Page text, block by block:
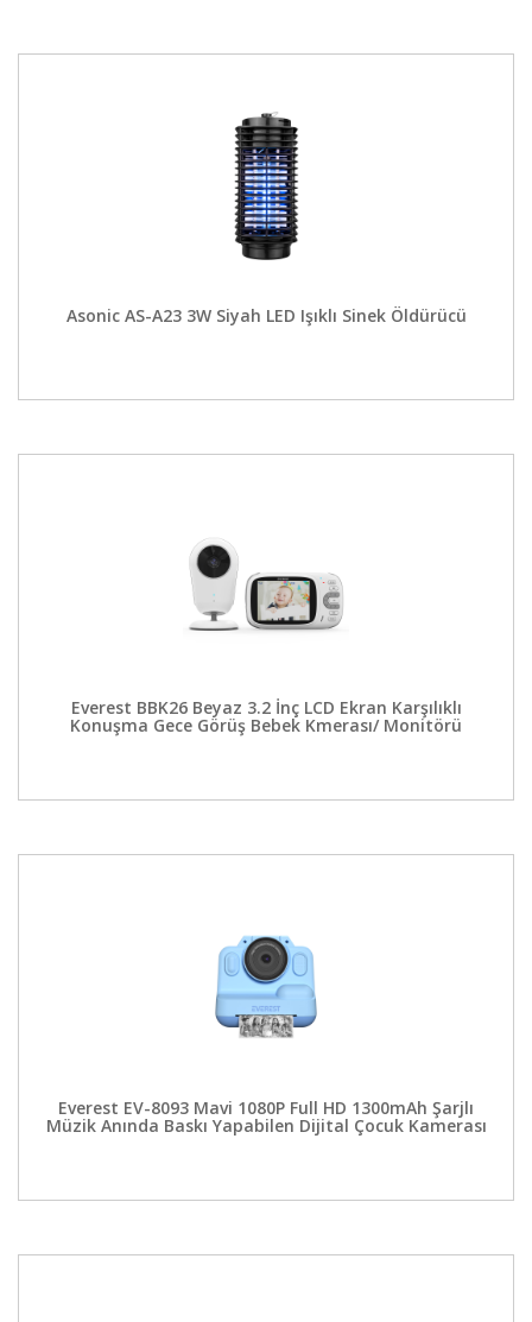
Asonic AS-A23 3W Siyah LED Işıklı Sinek Öldürücü
Everest BBK26 Beyaz 3.2 İnç LCD Ekran Karşılıklı
Konuşma Gece Görüş Bebek Kmerası/ Monitörü
Everest EV-8093 Mavi 1080P Full HD 1300mAh Şarjlı
Müzik Anında Baskı Yapabilen Dijital Çocuk Kamerası